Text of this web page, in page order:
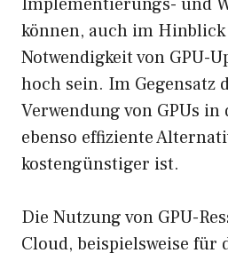
Implementierungs- und
können, auch im
Notwendigkeit von GPU-
hoch sein. Im Gegensatz
Verwendung von GPUs
ebenso effiziente
kostengünstiger ist.
Die Nutzung von GPU-
Cloud, beispielsweise für